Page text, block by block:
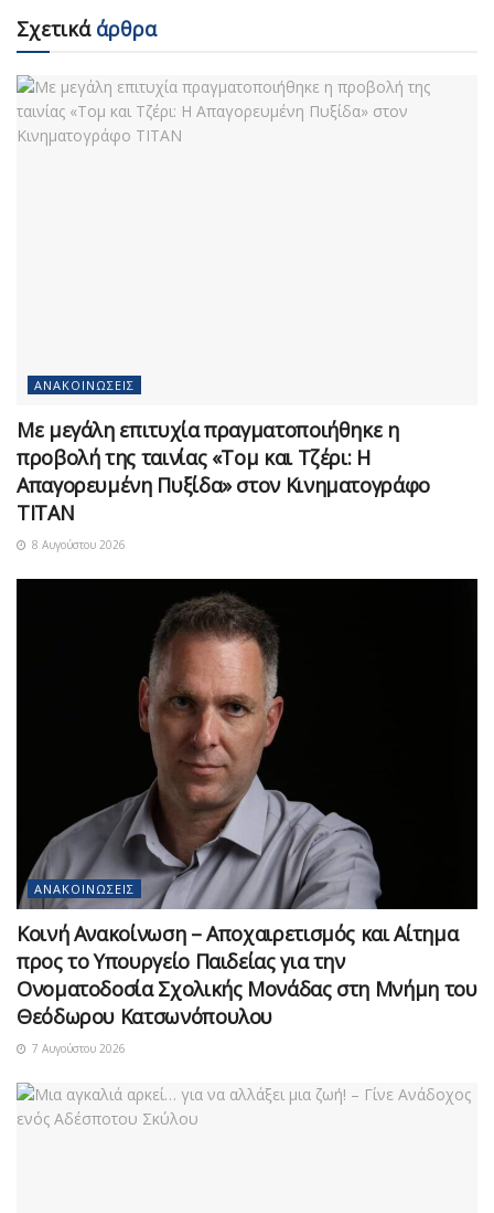
Σχετικάάρθρα
ΑΝΑΚΟΙΝΏΣΕΙΣ
Με μεγάλη επιτυχία πραγματοποιήθηκε η
προβολή της ταινίας «Τομ και Τζέρι: Η
Απαγορευμένη Πυξίδα» στον Κινηματογράφο
ΤΙΤΑΝ
8 Αυγούστου 2026
ΑΝΑΚΟΙΝΏΣΕΙΣ
Κοινή Ανακοίνωση – Αποχαιρετισμός και Αίτημα
προς το Υπουργείο Παιδείας για την
Ονοματοδοσία Σχολικής Μονάδας στη Μνήμη του
Θεόδωρου Κατσωνόπουλου
7 Αυγούστου 2026